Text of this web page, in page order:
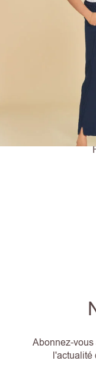
Abonnez-
l'actualité